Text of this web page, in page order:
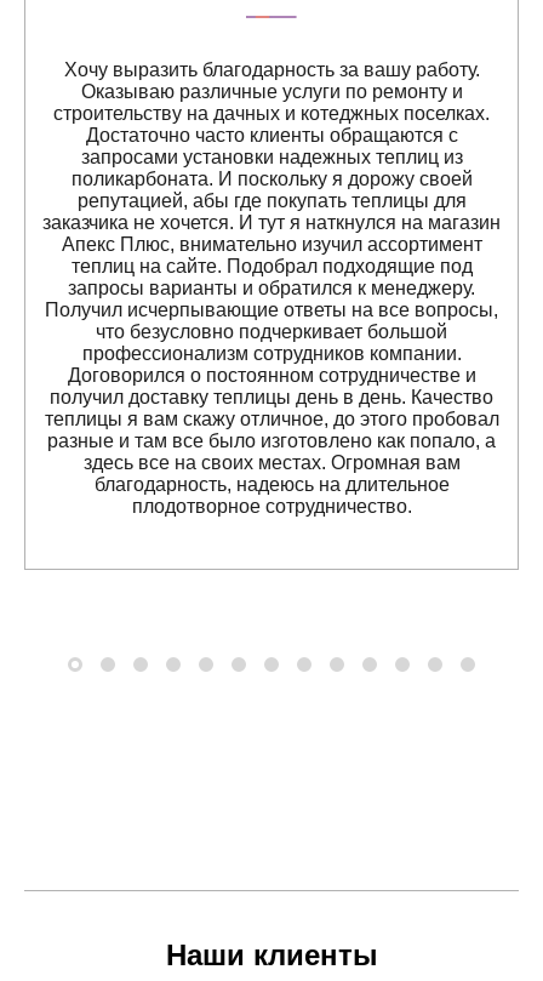
Хочу выразить благодарность за вашу работу.
Оказываю различные услуги по ремонту и
строительству на дачных и котеджных поселках.
Достаточно часто клиенты обращаются с
запросами установки надежных теплиц из
поликарбоната. И поскольку я дорожу своей
репутацией, абы где покупать теплицы для
заказчика не хочется. И тут я наткнулся на магазин
Апекс Плюс, внимательно изучил ассортимент
теплиц на сайте. Подобрал подходящие под
запросы варианты и обратился к менеджеру.
Получил исчерпывающие ответы на все вопросы,
что безусловно подчеркивает большой
профессионализм сотрудников компании.
Договорился о постоянном сотрудничестве и
получил доставку теплицы день в день. Качество
теплицы я вам скажу отличное, до этого пробовал
разные и там все было изготовлено как попало, а
здесь все на своих местах. Огромная вам
благодарность, надеюсь на длительное
плодотворное сотрудничество.
Наши клиенты